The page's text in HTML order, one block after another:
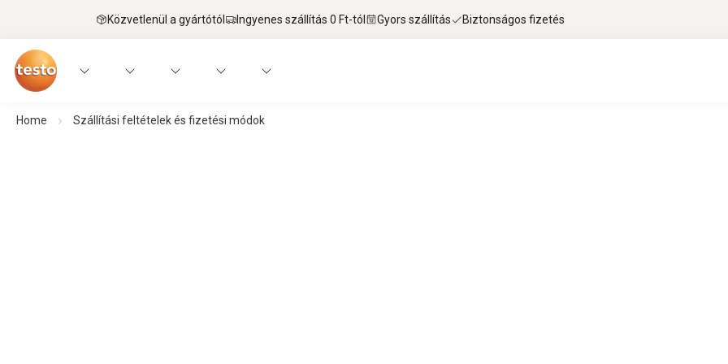
Közvetlenül a gyártótól Ingyenes szállítás 0 Ft-tól Gyors szállítás Biztonságos fizetés
Home Szállítási feltételek és fizetési módok